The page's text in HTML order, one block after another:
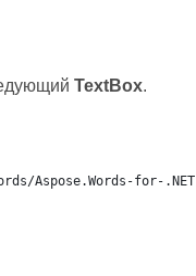
TextBox.
Aspose.Words-for-.NET